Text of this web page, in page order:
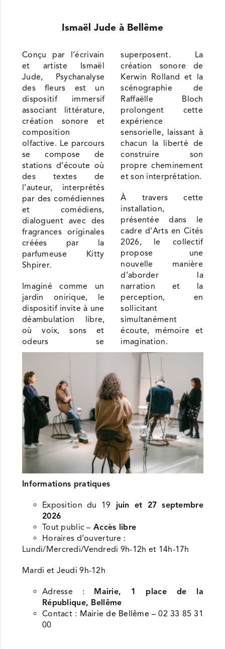
Ismaël Jude à Bellême
Conçu par l’écrivain
et artiste Ismaël
Jude, Psychanalyse
des fleurs est un
dispositif immersif
associant littérature,
création sonore et
composition
olfactive. Le parcours
se compose de
stations d’écoute où
des textes de
l’auteur, interprétés
par des comédiennes
et comédiens,
dialoguent avec des
fragrances originales
créées par la
parfumeuse Kitty
Shpirer.
Imaginé comme un
jardin onirique, le
dispositif invite à une
déambulation libre,
où voix, sons et
odeurs se
superposent. La
création sonore de
Kerwin Rolland et la
scénographie de
Raffaëlle Bloch
prolongent cette
expérience
sensorielle, laissant à
chacun la liberté de
construire son
propre cheminement
et son interprétation.
À travers cette
installation,
présentée dans le
cadre d’Arts en Cités
2026, le collectif
propose une
nouvelle manière
d’aborder la
narration et la
perception, en
sollicitant
simultanément
écoute, mémoire et
imagination.
Informations pratiques
Exposition du 19 juin et 27 septembre
2026
Tout public – Accès libre
Horaires d’ouverture :
Lundi/Mercredi/Vendredi 9h-12h et 14h-17h
Mardi et Jeudi 9h-12h
Adresse : Mairie, 1 place de la
République, Bellême
Contact : Mairie de Bellême – 02 33 85 31
00